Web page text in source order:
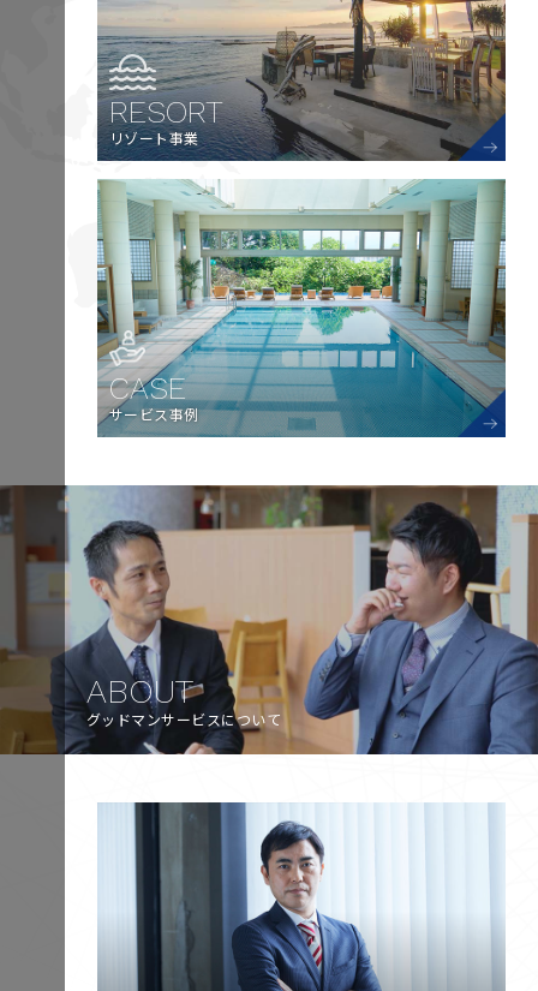
RESORT
リゾート事業
CASE
サービス事例
ABOUT
グッドマンサービスについて